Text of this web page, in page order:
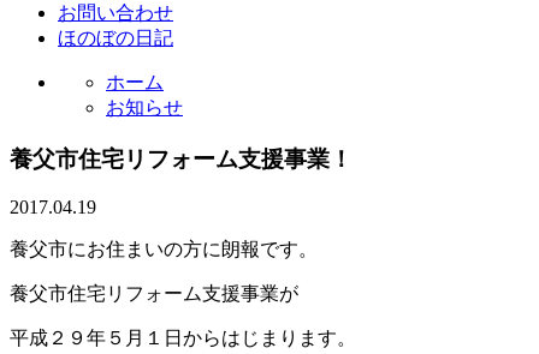
お問い合わせ
ほのぼの日記
ホーム
お知らせ
養父市住宅リフォーム支援事業！
2017.04.19
養父市にお住まいの方に朗報です。
養父市住宅リフォーム支援事業が
平成２９年５月１日からはじまります。